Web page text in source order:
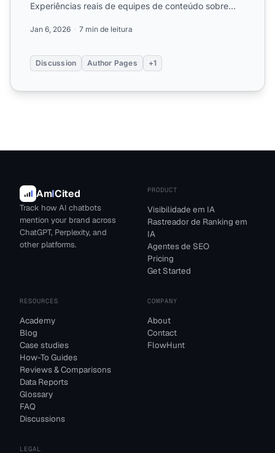
Experiências reais de equipes de conteúdo sobre
Jan 6, 2026 7 min de leitura
Discussion Author Pages +1
AmICited
Track how AI chatbots
mention your brand across
ChatGPT, Perplexity, and
other platforms.
PRODUCT
Visibilidade em IA
Rastreador de Ranking em
IA
Agentes de SEO
Pricing
Get Started
RESOURCES
Academy
Blog
Case studies
How-To Guides
Reviews & Comparisons
Data Reports
Glossary
FAQ
Discussions
COMPANY
About
Contact
FlowHunt
LEGAL